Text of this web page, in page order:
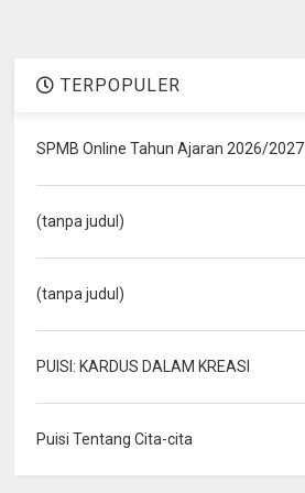
TERPOPULER
SPMB Online Tahun Ajaran 2026/2027
(tanpa judul)
(tanpa judul)
PUISI: KARDUS DALAM KREASI
Puisi Tentang Cita-cita